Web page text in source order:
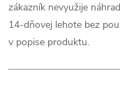
zákazník nevyužije
14-dňovej lehote bez
v popise produktu.